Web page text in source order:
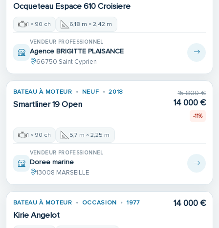
Ocqueteau Espace 610 Croisiere
1 × 90 ch 6,18 m × 2,42 m
VENDEUR PROFESSIONNEL
Agence BRIGITTE PLAISANCE
66750 Saint Cyprien
BATEAU À MOTEUR NEUF 2018
Smartliner 19 Open
15 800 €
14 000 €
-11%
1 × 90 ch 5,7 m × 2,25 m
VENDEUR PROFESSIONNEL
Doree marine
13008 MARSEILLE
BATEAU À MOTEUR OCCASION 1977
Kirie Angelot
14 000 €